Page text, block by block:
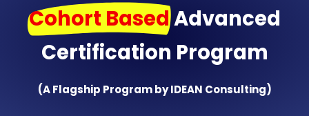
Cohort BasedAdvanced
Certification Program
(A Flagship Program by IDEAN Consulting)